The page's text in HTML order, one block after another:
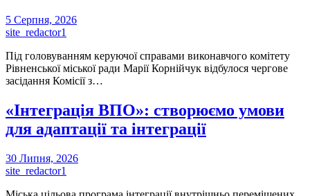
5 Серпня, 2026
site_redactor1
Під головуванням керуючої справами виконавчого комітету
Рівненської міської ради Марії Корнійчук відбулося чергове
засідання Комісії з…
«Інтеграція ВПО»: створюємо умови
для адаптації та інтеграції
30 Липня, 2026
site_redactor1